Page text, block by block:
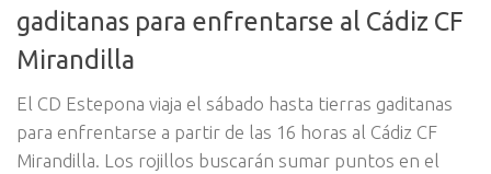
gaditanas para enfrentarse al Cádiz CF
Mirandilla
El CD Estepona viaja el sábado hasta tierras gaditanas
para enfrentarse a partir de las 16 horas al Cádiz CF
Mirandilla. Los rojillos buscarán sumar puntos en el